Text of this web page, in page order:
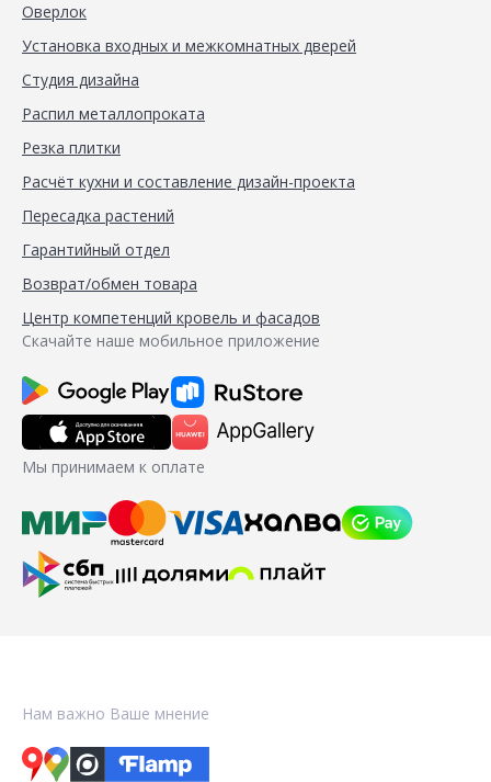
Оверлок
Установка входных и межкомнатных дверей
Студия дизайна
Распил металлопроката
Резка плитки
Расчёт кухни и составление дизайн-проекта
Пересадка растений
Гарантийный отдел
Возврат/обмен товара
Центр компетенций кровель и фасадов
Скачайте наше мобильное приложение
Мы принимаем к оплате
Нам важно Ваше мнение